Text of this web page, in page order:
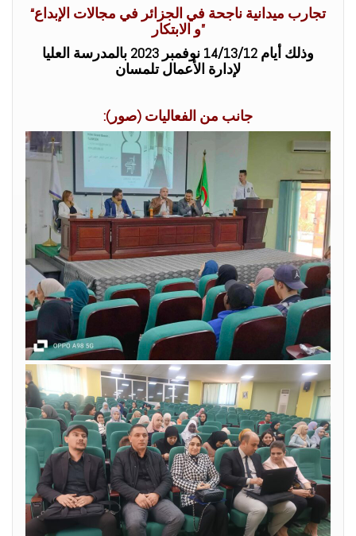
“تجارب ميدانية ناجحة في الجزائر في مجالات الإبداع
و الابتكار”
وذلك أيام 14/13/12 نوفمبر 2023 بالمدرسة العليا
لإدارة الأعمال تلمسان
:جانب من الفعاليات (صور)